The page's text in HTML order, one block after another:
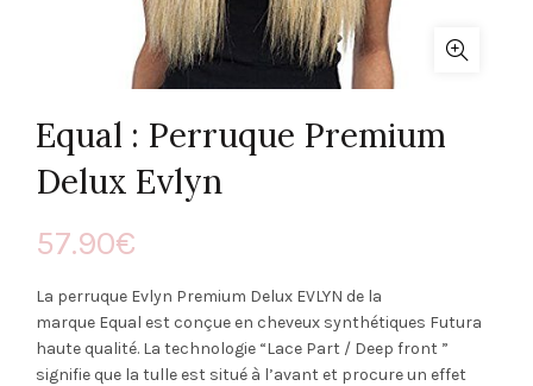
Equal : Perruque Premium
Delux Evlyn
57.90€
La perruque Evlyn Premium Delux EVLYN de la
marque Equal est conçue en cheveux synthétiques Futura
haute qualité. La technologie “Lace Part / Deep front ”
signifie que la tulle est situé à l’avant et procure un effet